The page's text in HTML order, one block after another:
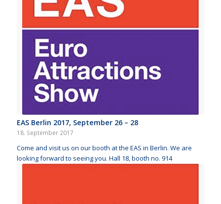
EAS Berlin 2017, September 26 – 28
18. September 2017
Come and visit us on our booth at the EAS in Berlin. We are
looking forward to seeing you. Hall 18, booth no. 914